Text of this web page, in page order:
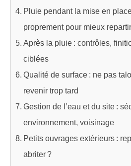
Pluie pendant la mise en
proprement pour mieux repartir
Après la pluie : contrôles,
ciblées
Qualité de surface : ne pas
revenir trop tard
Gestion de l’eau et du site :
environnement, voisinage
Petits ouvrages extérieurs :
abriter ?